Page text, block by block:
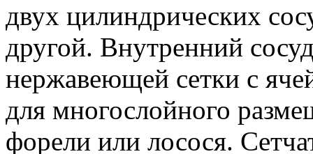
двух цилиндрических
другой. Внутренний
нержавеющей сетки с
для многослойного
форели или лосося.